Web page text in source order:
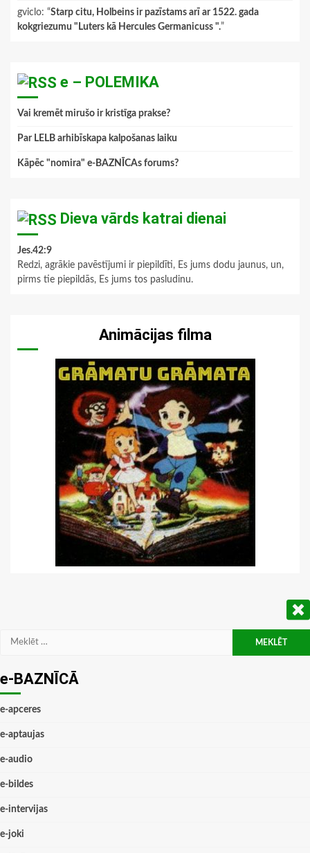
gviclo: “Starp citu, Holbeins ir pazīstams arī ar 1522. gada
kokgriezumu "Luters kā Hercules Germanicuss ".”
e – POLEMIKA
Vai kremēt mirušo ir kristīga prakse?
Par LELB arhibīskapa kalpošanas laiku
Kāpēc "nomira" e-BAZNĪCAs forums?
Dieva vārds katrai dienai
Jes.42:9
Redzi, agrākie pavēstījumi ir piepildīti, Es jums dodu jaunus, un,
pirms tie piepildās, Es jums tos pasludinu.
Animācijas filma
Meklēt:
e-BAZNĪCĀ
e-apceres
e-aptaujas
e-audio
e-bildes
e-intervijas
e-joki